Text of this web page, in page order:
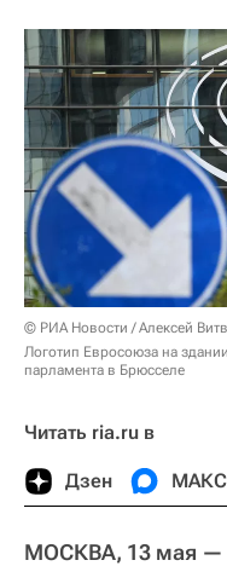
© РИА Новости / Алексей
Логотип Евросоюза на
парламента в Брюсселе
Читать ria.ru в
Дзен МАКС
МОСКВА, 13 мая —